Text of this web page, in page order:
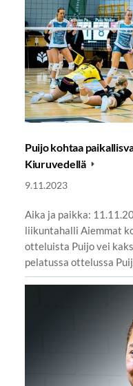
Puijo kohtaa
Kiuruvedellä
9.11.2023
Aika ja paikka:
liikuntahalli Aiemmat
otteluista Puijo vei
pelatussa ottelussa